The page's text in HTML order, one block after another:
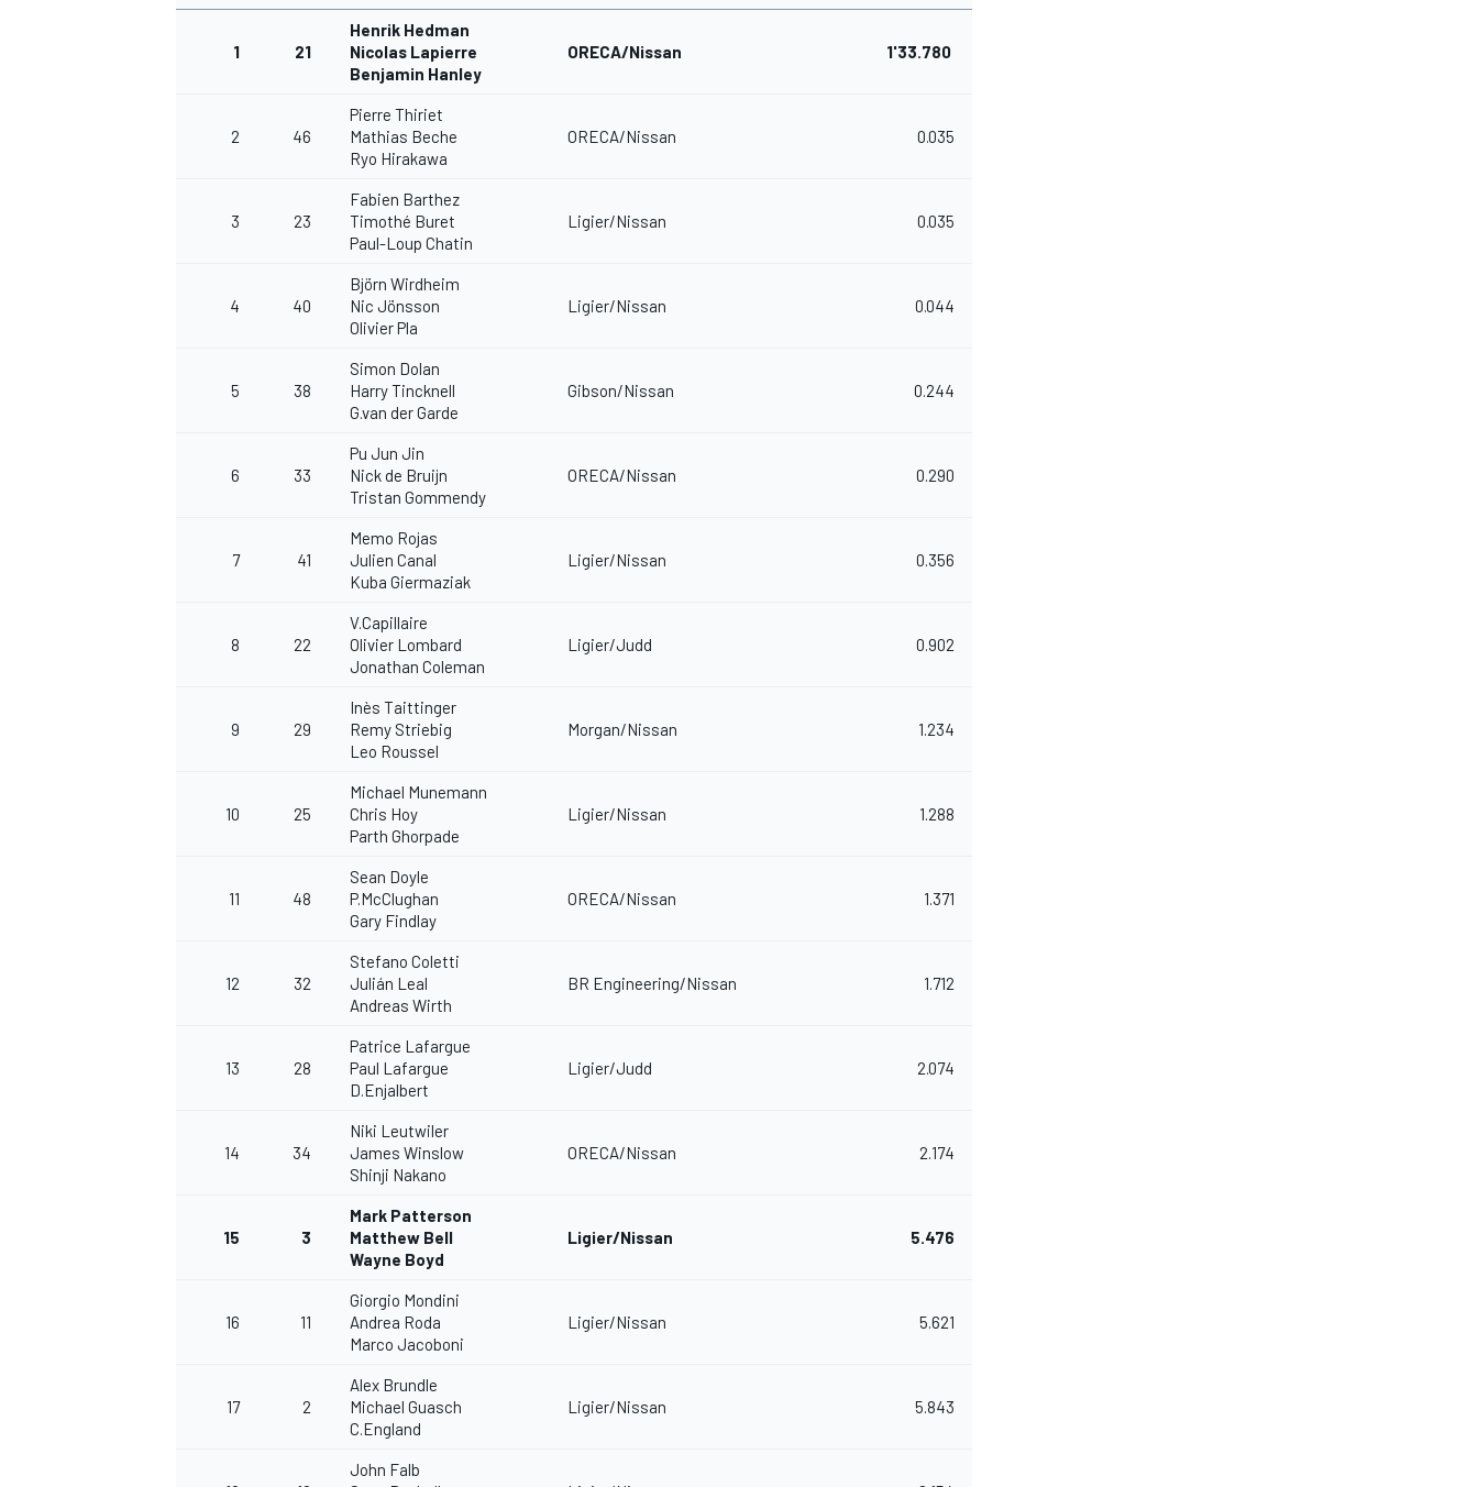
AUTRES CHAMPIONNATS
1 21
Henrik Hedman
Nicolas Lapierre
Benjamin Hanley
ORECA/Nissan 1'33.780
2 46
Pierre Thiriet
Mathias Beche
Ryo Hirakawa
ORECA/Nissan 0.035
3 23
Fabien Barthez
Timothé Buret
Paul-Loup Chatin
Ligier/Nissan 0.035
4 40
Björn Wirdheim
Nic Jönsson
Olivier Pla
Ligier/Nissan 0.044
5 38
Simon Dolan
Harry Tincknell
G.van der Garde
Gibson/Nissan 0.244
6 33
Pu Jun Jin
Nick de Bruijn
Tristan Gommendy
ORECA/Nissan 0.290
7 41
Memo Rojas
Julien Canal
Kuba Giermaziak
Ligier/Nissan 0.356
8 22
V.Capillaire
Olivier Lombard
Jonathan Coleman
Ligier/Judd 0.902
9 29
Inès Taittinger
Remy Striebig
Leo Roussel
Morgan/Nissan 1.234
10 25
Michael Munemann
Chris Hoy
Parth Ghorpade
Ligier/Nissan 1.288
11 48
Sean Doyle
P.McClughan
Gary Findlay
ORECA/Nissan 1.371
12 32
Stefano Coletti
Julián Leal
Andreas Wirth
BR Engineering/Nissan 1.712
13 28
Patrice Lafargue
Paul Lafargue
D.Enjalbert
Ligier/Judd 2.074
14 34
Niki Leutwiler
James Winslow
Shinji Nakano
ORECA/Nissan 2.174
15 3
Mark Patterson
Matthew Bell
Wayne Boyd
Ligier/Nissan 5.476
16 11
Giorgio Mondini
Andrea Roda
Marco Jacoboni
Ligier/Nissan 5.621
17 2
Alex Brundle
Michael Guasch
C.England
Ligier/Nissan 5.843
John Falb